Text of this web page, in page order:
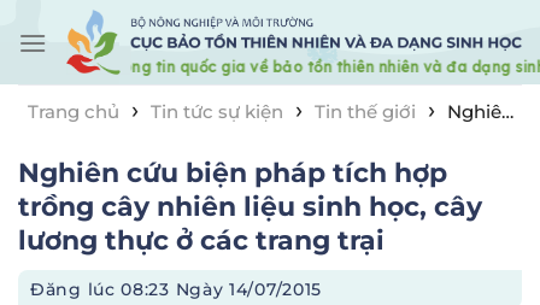
content
Trang chủ
› Tin tức sự kiện › Tin thế giới ›
Nghiên
cây lương thực ở các trang trại
Nghiên cứu biện pháp tích hợp
trồng cây nhiên liệu sinh học, cây
lương thực ở các trang trại
Đăng lúc08:23 Ngày 14/07/2015